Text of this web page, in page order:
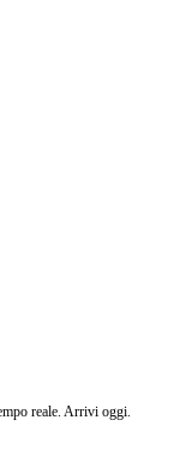
reale. Arrivi oggi.